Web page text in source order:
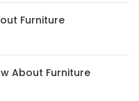
Furniture
About Furniture